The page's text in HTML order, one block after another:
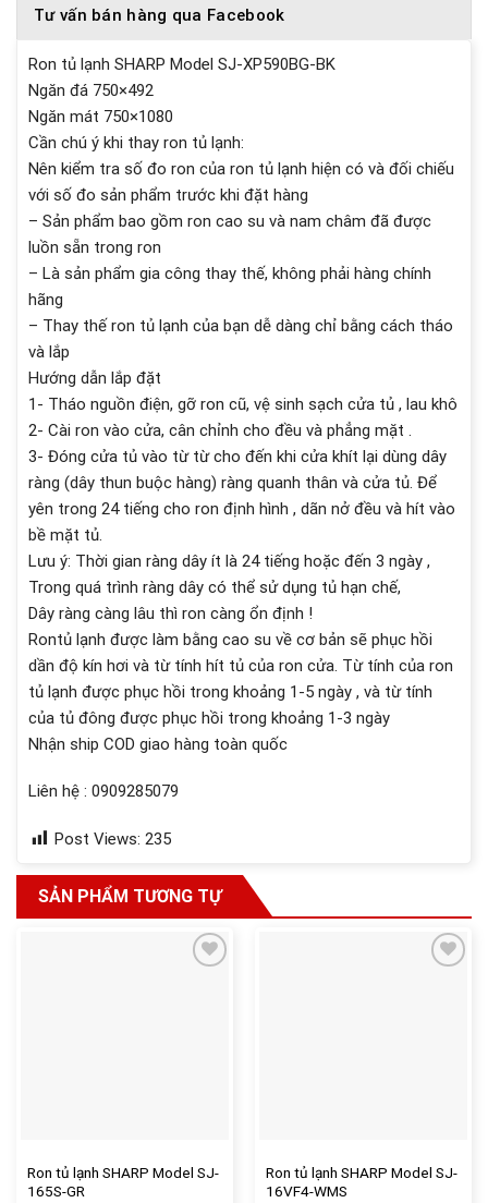
Tư vấn bán hàng qua Facebook
Ron tủ lạnh SHARP Model SJ-XP590BG-BK
Ngăn đá 750×492
Ngăn mát 750×1080
Cần chú ý khi thay ron tủ lạnh:
Nên kiểm tra số đo ron của ron tủ lạnh hiện có và đối chiếu
với số đo sản phẩm trước khi đặt hàng
– Sản phẩm bao gồm ron cao su và nam châm đã được
luồn sẵn trong ron
– Là sản phẩm gia công thay thế, không phải hàng chính
hãng
– Thay thế ron tủ lạnh của bạn dễ dàng chỉ bằng cách tháo
và lắp
Hướng dẫn lắp đặt
1- Tháo nguồn điện, gỡ ron cũ, vệ sinh sạch cửa tủ , lau khô
2- Cài ron vào cửa, cân chỉnh cho đều và phẳng mặt .
3- Đóng cửa tủ vào từ từ cho đến khi cửa khít lại dùng dây
ràng (dây thun buộc hàng) ràng quanh thân và cửa tủ. Để
yên trong 24 tiếng cho ron định hình , dãn nở đều và hít vào
bề mặt tủ.
Lưu ý: Thời gian ràng dây ít là 24 tiếng hoặc đến 3 ngày ,
Trong quá trình ràng dây có thể sử dụng tủ hạn chế,
Dây ràng càng lâu thì ron càng ổn định !
Rontủ lạnh được làm bằng cao su về cơ bản sẽ phục hồi
dần độ kín hơi và từ tính hít tủ của ron cửa. Từ tính của ron
tủ lạnh được phục hồi trong khoảng 1-5 ngày , và từ tính
của tủ đông được phục hồi trong khoảng 1-3 ngày
Nhận ship COD giao hàng toàn quốc
Liên hệ : 0909285079
Post Views: 235
SẢN PHẨM TƯƠNG TỰ
Ron tủ lạnh SHARP Model SJ-
165S-GR
Ron tủ lạnh SHARP Model SJ-
16VF4-WMS